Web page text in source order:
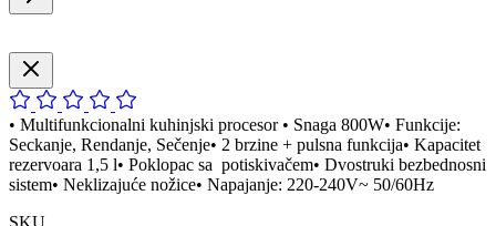
• Multifunkcionalni kuhinjski procesor • Snaga 800W• Funkcije:
Seckanje, Rendanje, Sečenje• 2 brzine + pulsna funkcija• Kapacitet
rezervoara 1,5 l• Poklopac sa potiskivačem• Dvostruki bezbednosni
sistem• Neklizajuće nožice• Napajanje: 220-240V~ 50/60Hz
SKU